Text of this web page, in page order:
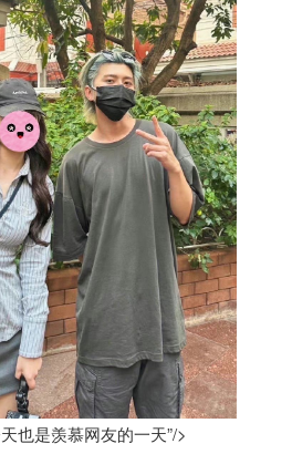
也是羡慕网友的一天”/>